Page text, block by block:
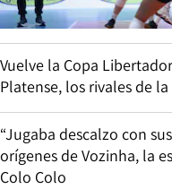
Vuelve la Copa
Platense, los rivales de
“Jugaba descalzo con
orígenes de Vozinha, la
Colo Colo